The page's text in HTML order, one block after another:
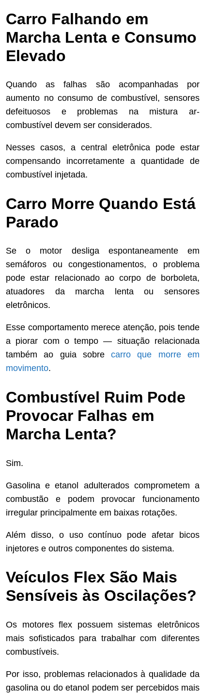
Carro Falhando em
Marcha Lenta e Consumo
Elevado
Quando as falhas são acompanhadas por
aumento no consumo de combustível, sensores
defeituosos e problemas na mistura ar-
combustível devem ser considerados.
Nesses casos, a central eletrônica pode estar
compensando incorretamente a quantidade de
combustível injetada.
Carro Morre Quando Está
Parado
Se o motor desliga espontaneamente em
semáforos ou congestionamentos, o problema
pode estar relacionado ao corpo de borboleta,
atuadores da marcha lenta ou sensores
eletrônicos.
Esse comportamento merece atenção, pois tende
a piorar com o tempo — situação relacionada
também ao guia sobrecarro que morre em
movimento.
Combustível Ruim Pode
Provocar Falhas em
Marcha Lenta?
Sim.
Gasolina e etanol adulterados comprometem a
combustão e podem provocar funcionamento
irregular principalmente em baixas rotações.
Além disso, o uso contínuo pode afetar bicos
injetores e outros componentes do sistema.
Veículos Flex São Mais
Sensíveis às Oscilações?
Os motores flex possuem sistemas eletrônicos
mais sofisticados para trabalhar com diferentes
combustíveis.
Por isso, problemas relacionados à qualidade da
gasolina ou do etanol podem ser percebidos mais